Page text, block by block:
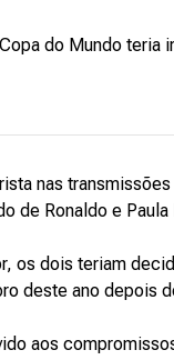
do Mundo teria
nas
de Ronaldo e Paula
os dois teriam
deste ano depois
aos